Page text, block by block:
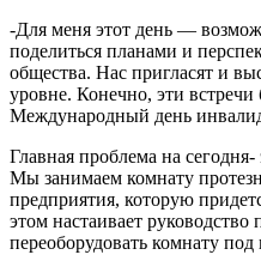
-Для меня этот день —
поделиться планами и
общества. Нас пригласят и
уровне. Конечно, эти
Международный день
Главная проблема на
Мы занимаем комнату
предприятия, которую
этом настаивает
переоборудовать комнату под